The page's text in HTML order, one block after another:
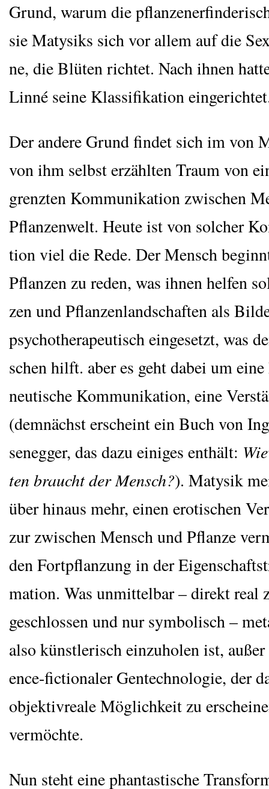
Grund, war­um die
sie Maty­siks sich vor allem auf die
ne, die Blü­ten rich­tet. Nach ihnen
Lin­né sei­ne Klas­si­fi­ka­ti­on
Der ande­re Grund fin­det sich im von
von ihm selbst erzähl­ten Traum von
grenz­ten Kom­mu­ni­ka­ti­on zwi­schen
Pflan­zen­welt. Heu­te ist von sol­cher
ti­on viel die Rede. Der Mensch
Pflan­zen zu reden, was ihnen hel­fen
zen und Pflan­zen­land­schaf­ten als
psy­cho­the­ra­peu­tisch ein­ge­setzt, was
schen hilft. aber es geht dabei um
neu­ti­sche Kom­mu­ni­ka­ti­on, eine
(dem­nächst erscheint ein Buch von
se­n­eg­ger, das dazu eini­ges ent­hält:
ten braucht der Mensch?). Maty­sik
über hin­aus mehr, einen ero­ti­schen
zur zwi­schen Mensch und Pflan­ze
den Fort­pflan­zung in der
ma­ti­on. Was unmit­tel­bar – direkt real
ge­schlos­sen und nur sym­bo­lisch –
also künst­le­risch ein­zu­ho­len ist,
ence-fic­tion­a­ler Gen­tech­no­lo­gie, der
objek­tiv­rea­le Mög­lich­keit zu
vermöchte.
Nun steht eine phan­tas­ti­sche